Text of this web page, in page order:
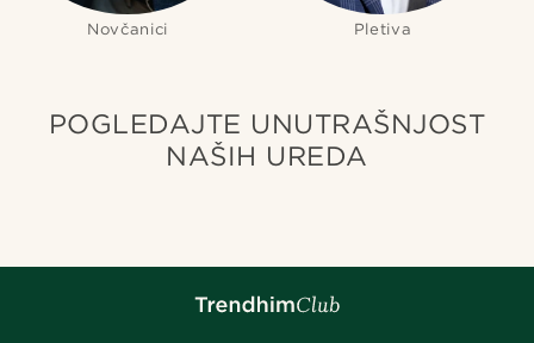
Novčanici Pletiva
POGLEDAJTE UNUTRAŠNJOST
NAŠIH UREDA